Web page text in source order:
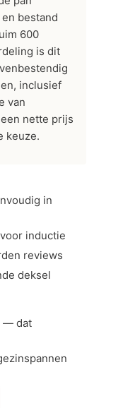
bestand
600
is dit
inclusief
van
nette prijs
keuze.
in
inductie
reviews
deksel
— dat